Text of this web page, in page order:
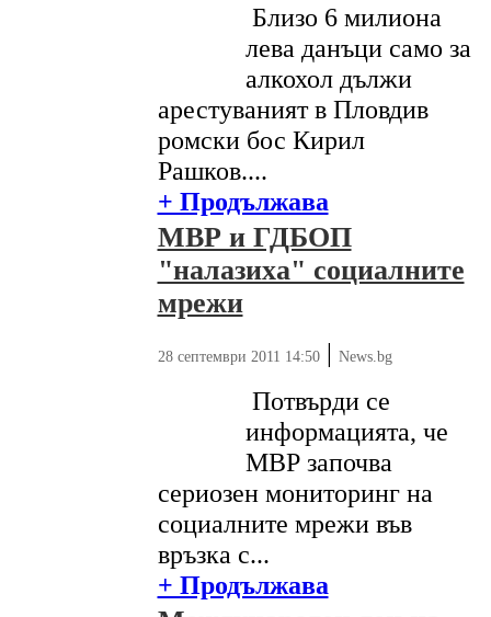
Близо 6 милиона
лева данъци само за
алкохол дължи
арестуваният в Пловдив
ромски бос Кирил
Рашков....
+ Продължава
МВР и ГДБОП
"налазиха" социалните
мрежи
28 септември 2011 14:50| News.bg
Потвърди се
информацията, че
МВР започва
сериозен мониторинг на
социалните мрежи във
връзка с...
+ Продължава